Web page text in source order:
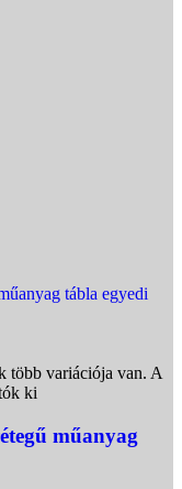
több variációja van. A
ki
műanyag